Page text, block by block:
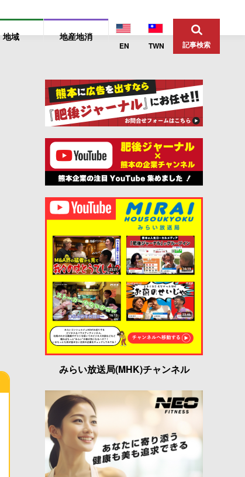
地域 地産地消
EN TWN 記事検索
みらい放送局(MHK)チャンネル